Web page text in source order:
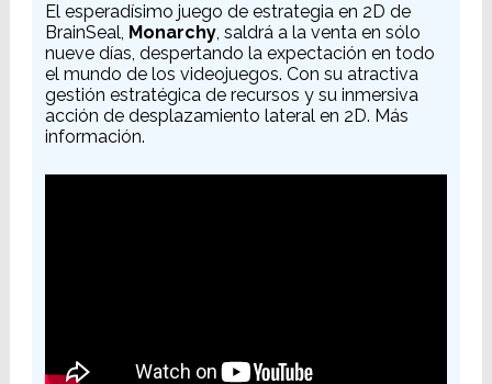
El esperadísimo juego de estrategia en 2D de
BrainSeal, Monarchy, saldrá a la venta en sólo
nueve días, despertando la expectación en todo
el mundo de los videojuegos. Con su atractiva
gestión estratégica de recursos y su inmersiva
acción de desplazamiento lateral en 2D. Más
información.